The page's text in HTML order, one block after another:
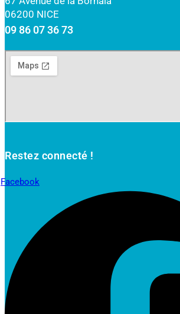
06200 NICE
09 86 07 36 73
Restez connecté !
Facebook